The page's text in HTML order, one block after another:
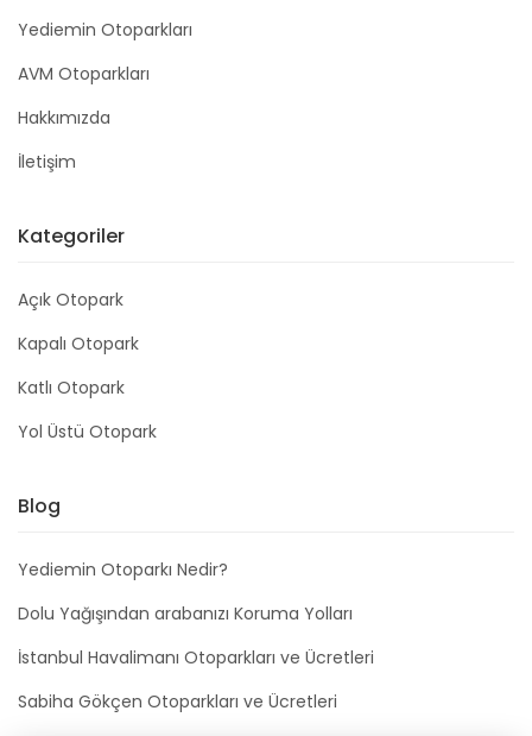
Yediemin Otoparkları
AVM Otoparkları
Hakkımızda
İletişim
Kategoriler
Açık Otopark
Kapalı Otopark
Katlı Otopark
Yol Üstü Otopark
Blog
Yediemin Otoparkı Nedir?
Dolu Yağışından arabanızı Koruma Yolları
İstanbul Havalimanı Otoparkları ve Ücretleri
Sabiha Gökçen Otoparkları ve Ücretleri